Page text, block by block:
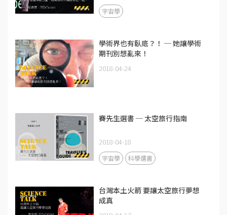
宇宙學
學術界也有臥底？！ ─ 她讓學術
期刊別想亂來！
2018-04-24
賽先生選書 ─ 太空旅行指南
2018-04-18
宇宙學 科學選書
台灣本土火箭 要讓太空旅行夢想
成真